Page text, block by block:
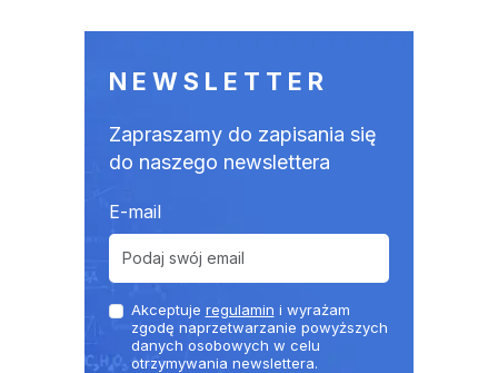
NEWSLETTER
Zapraszamy do zapisania się
do naszego newslettera
E-mail
Akceptuje regulamin i wyrażam
zgodę naprzetwarzanie powyższych
danych osobowych w celu
otrzymywania newslettera.